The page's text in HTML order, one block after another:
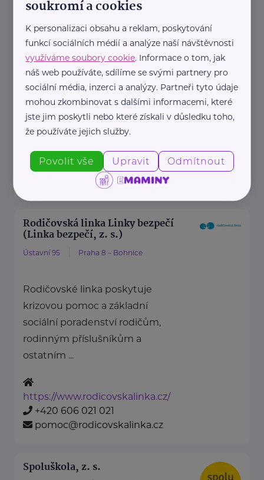
Zdravotní dokumentace
Telefon
+420 283 088 111
E-mail
datová schránka: uehpcbb
Recepce
+420 ...
https://www.nudz.cz/
+420 283 088 111
podatelna@nudz.cz
Rodičovská linka Linky bezpečí
(Linka bezpečí, z. s.)
Ústavní 95 Praha 8 – Bohnice
Rodičovské linka poskytuje
krizovou pomoc a základní
sociální poradenství rodičům,
rodinným příslušníkům a
ostatním ...
https://www.rodicovskalinka.cz/
+420 606 021 021
pomoc@rodicovskalinka.cz
Spoluškola, z. s.
soukromí a cookies
K personalizaci obsahu a reklam, poskytování
funkcí sociálních médií a analýze naší návštěvnosti
využíváme soubory cookie. Informace o tom, jak
náš web používáte, sdílíme se svými partnery pro
sociální média, inzerci a analýzy. Partneři tyto údaje
mohou zkombinovat s dalšími informacemi, které
jste jim poskytli nebo které získali v důsledku toho,
že používáte jejich služby.
Povolit vše Upravit Odmítnout